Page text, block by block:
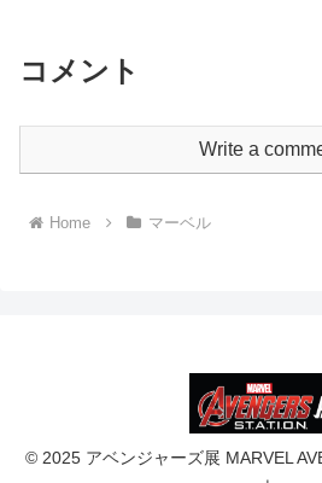
コメント
Write a
Home マーベル
© 2025 アベンジャーズ展 MARVEL